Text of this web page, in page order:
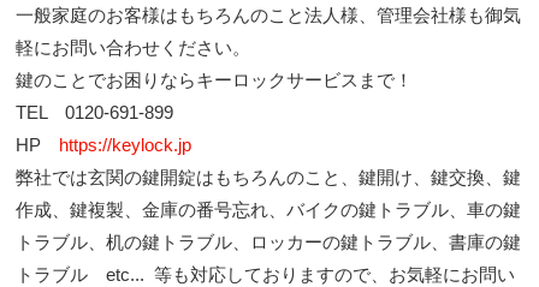
一般家庭のお客様はもちろんのこと法人様、管理会社様も御気
軽にお問い合わせください。
鍵のことでお困りならキーロックサービスまで！
TEL 0120-691-899
HP https://keylock.jp
弊社では玄関の鍵開錠はもちろんのこと、鍵開け、鍵交換、鍵
作成、鍵複製、金庫の番号忘れ、バイクの鍵トラブル、車の鍵
トラブル、机の鍵トラブル、ロッカーの鍵トラブル、書庫の鍵
トラブル etc... 等も対応しておりますので、お気軽にお問い